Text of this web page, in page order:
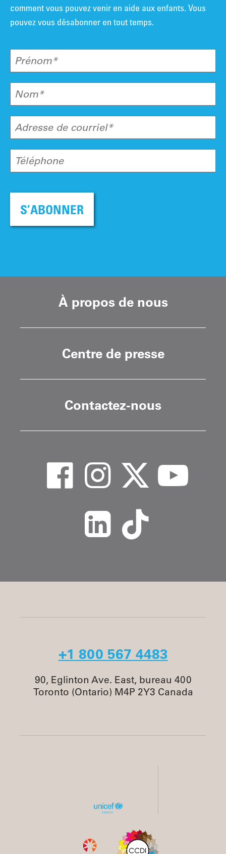
comment vous pouvez venir en aide aux enfants. Vous
pouvez vous désabonner en tout temps.
Prénom*
Nom*
Adresse de courriel*
Téléphone
S’ABONNER
À propos de nous
Centre de presse
Contactez-nous
+1 800 567 4483
90, Eglinton Ave. East, bureau 400
Toronto (Ontario) M4P 2Y3 Canada